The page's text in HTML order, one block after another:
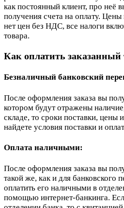
как постоянный клиент, про неё
получения счета на оплату. Цены
нет цен без НДС, все налоги
товара.
Как оплатить заказанный
Безналичный банковский
После оформления заказа вы
котором будут отражены
складе, то сроки поставки, цены
найдете условия поставки и
Оплата наличными:
После оформления заказа вы
такой же, как и для банковского
оплатить его наличными в
помощью интернет-банкинга.